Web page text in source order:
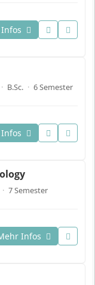
· B.Sc. · 6 Semester
· 7 Semester
Infos